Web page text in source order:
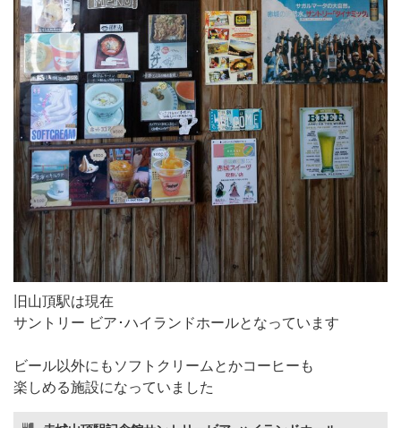
旧山頂駅は現在
サントリー ビア･ハイランドホールとなっています
ビール以外にもソフトクリームとかコーヒーも
楽しめる施設になっていました